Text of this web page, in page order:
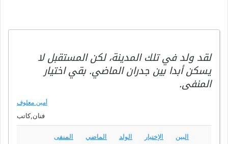
لقد ولد في تلك المدينة، لكن المستقبل لا
يسكن أبدا بين جدران الماضي. بقي اختيار
المنفى.
أمين معلوف
فنان,كاتب
البين الإختيار الولد الماضي المنفى